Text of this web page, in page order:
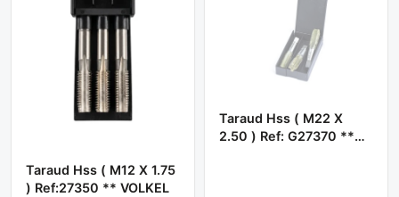
Taraud Hss ( M12 X 1.75
) Ref:27350 ** VOLKEL
Taraud Hss ( M22 X
2.50 ) Ref: G27370 **